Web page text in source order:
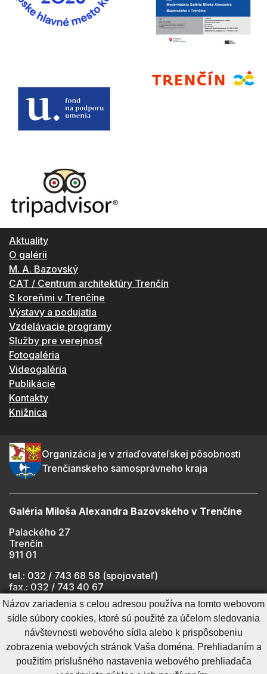
Aktuality
O galérii
M. A. Bazovský
CAT / Centrum architektúry Trenčín
S koreňmi v Trenčíne
Výstavy a podujatia
Vzdelávacie programy
Služby pre verejnosť
Fotogaléria
Videogaléria
Publikácie
Kontakty
Knižnica
Organizácia je v zriaďovateľskej pôsobnosti
Trenčianskeho samosprávneho kraja
Galéria Miloša Alexandra Bazovského v Trenčíne
Palackého 27
Trenčín
911 01
tel.: 032 / 743 68 58 (spojovateľ)
fax.: 032 / 743 40 67
e-mail:
info@gmab.sk
Cookies nastavenie
Ochrana osobných údajov
Cookies - viac informácií
Vyhlásenie o prístupnosti
Technický prevádzkovateľ
Správca obsahu
Názov zariadenia s celou adresou používa na tomto webovom
sídle súbory cookies, ktoré sú použité za účelom sledovania
návštevnosti webového sídla alebo k prispôsobeniu
zobrazenia webových stránok Vaša doména. Prehliadaním a
použitím príslušného nastavenia webového prehliadača